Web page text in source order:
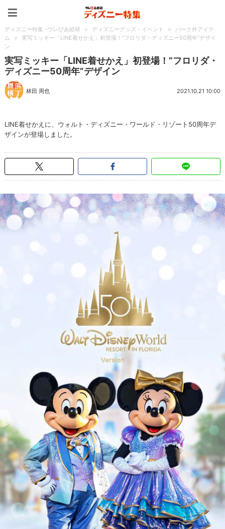
ディズニー特集 -ウレぴあ総研 > ディズニーグッズ・イベント >
パーク外アイテ
ム
>
実写ミッキー「LINE着せかえ」初登場！“フロリダ・ディズニー50周年”デザイ
ン
実写ミッキー「LINE着せかえ」初登場！“フロリダ・
ディズニー50周年”デザイン
林田 周也 2021.10.21 10:00
LINE着せかえに、ウォルト・ディズニー・ワールド・リゾート50周年デ
ザインが登場しました。